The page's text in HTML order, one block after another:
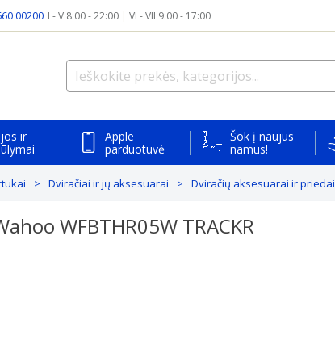
00200 I - V 8:00 - 22:00 | VI - VII 9:00 - 17:00
ir
Apple
parduotuvė
Šok į naujus
namus!
Dviračiai ir jų aksesuarai Dviračių aksesuarai ir priedai
WFBTHR05W TRACKR